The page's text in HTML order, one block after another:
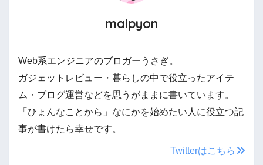
maipyon
Web系エンジニアのブロガーうさぎ。
ガジェットレビュー・暮らしの中で役立ったアイテ
ム・ブログ運営などを思うがままに書いています。
「ひょんなことから」なにかを始めたい人に役立つ記
事が書けたら幸せです。
Twitterはこちら